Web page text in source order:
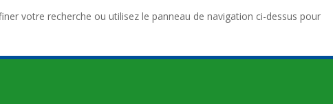
votre recherche ou utilisez le panneau de navigation ci-dessus pour